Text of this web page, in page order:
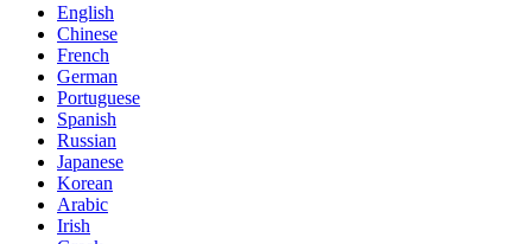
English
Chinese
French
German
Portuguese
Spanish
Russian
Japanese
Korean
Arabic
Irish